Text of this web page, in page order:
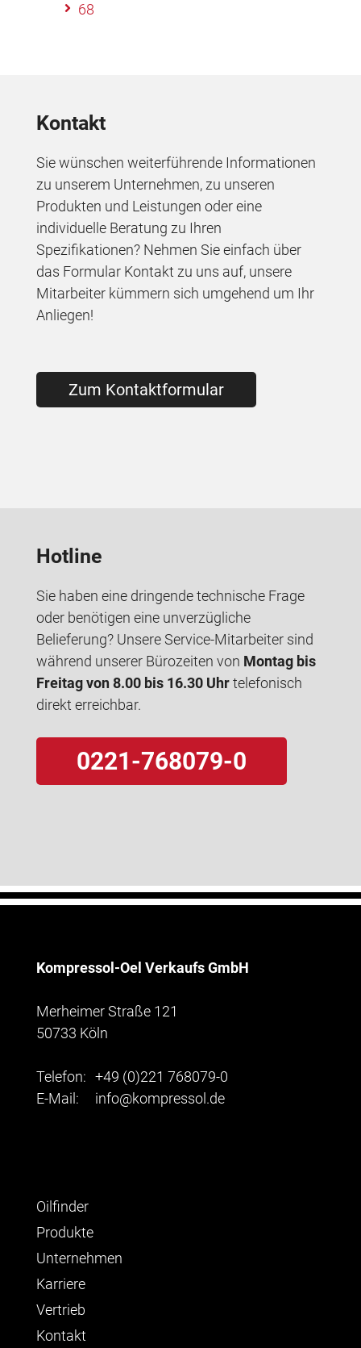
68
Kontakt
Sie wünschen weiterführende Informationen
zu unserem Unternehmen, zu unseren
Produkten und Leistungen oder eine
individuelle Beratung zu Ihren
Spezifikationen? Nehmen Sie einfach über
das Formular Kontakt zu uns auf, unsere
Mitarbeiter kümmern sich umgehend um Ihr
Anliegen!
Zum Kontaktformular
Hotline
Sie haben eine dringende technische Frage
oder benötigen eine unverzügliche
Belieferung? Unsere Service-Mitarbeiter sind
während unserer Bürozeiten von Montag bis
Freitag von 8.00 bis 16.30 Uhrtelefonisch
direkt erreichbar.
0221-768079-0
Kompressol-Oel Verkaufs GmbH
Merheimer Straße 121
50733 Köln
Telefon: +49 (0)221 768079-0
E-Mail:
info@kompressol.de
Oilfinder
Produkte
Unternehmen
Karriere
Vertrieb
Kontakt